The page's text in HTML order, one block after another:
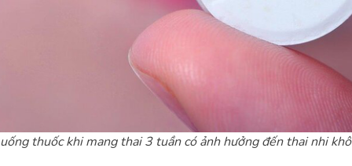
thuốc khi mang thai 3 tuần có ảnh hưởng đến thai nhi